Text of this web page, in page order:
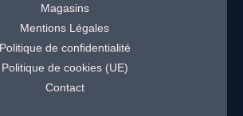
Magasins
Mentions Légales
Politique de confidentialité
Politique de cookies (UE)
Contact